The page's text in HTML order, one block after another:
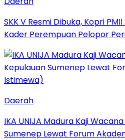
SKK V Resmi Dibuka, Kopri
Kader Perempuan Pelopor
Daerah
IKA UNIJA Madura Kaji
Sumenep Lewat Forum